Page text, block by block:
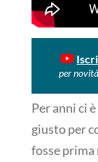
per
Per anni ci
giusto per
fosse prima